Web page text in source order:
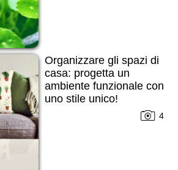
Organizzare gli spazi di
casa: progetta un
ambiente funzionale con
uno stile unico!
4